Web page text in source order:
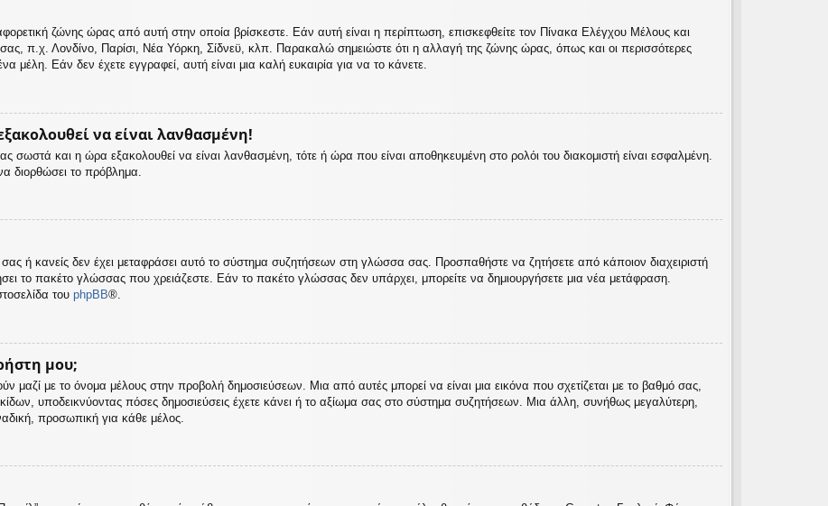
ζώνης ώρας από αυτή στην οποία βρίσκεστε. Εάν αυτή είναι η περίπτωση, επισκεφθείτε τον Πίνακα Ελέγχου Μέλους και
σας, π.χ. Λονδίνο, Παρίσι, Νέα Υόρκη, Σίδνεϋ, κλπ. Παρακαλώ σημειώστε ότι η αλλαγή της ζώνης ώρας, όπως και οι περισσότερες
μέλη. Εάν δεν έχετε εγγραφεί, αυτή είναι μια καλή ευκαιρία για να το κάνετε.
να είναι λανθασμένη!
σωστά και η ώρα εξακολουθεί να είναι λανθασμένη, τότε ή ώρα που είναι αποθηκευμένη στο ρολόι του διακομιστή είναι εσφαλμένη.
διορθώσει το πρόβλημα.
σας ή κανείς δεν έχει μεταφράσει αυτό το σύστημα συζητήσεων στη γλώσσα σας. Προσπαθήστε να ζητήσετε από κάποιον διαχειριστή
το πακέτο γλώσσας που χρειάζεστε. Εάν το πακέτο γλώσσας δεν υπάρχει, μπορείτε να δημιουργήσετε μια νέα μετάφραση.
του phpBB®.
μου;
μαζί με το όνομα μέλους στην προβολή δημοσιεύσεων. Μια από αυτές μπορεί να είναι μια εικόνα που σχετίζεται με το βαθμό σας,
υποδεικνύοντας πόσες δημοσιεύσεις έχετε κάνει ή το αξίωμα σας στο σύστημα συζητήσεων. Μια άλλη, συνήθως μεγαλύτερη,
προσωπική για κάθε μέλος.